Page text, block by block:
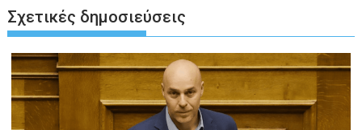
Σχετικές δημοσιεύσεις